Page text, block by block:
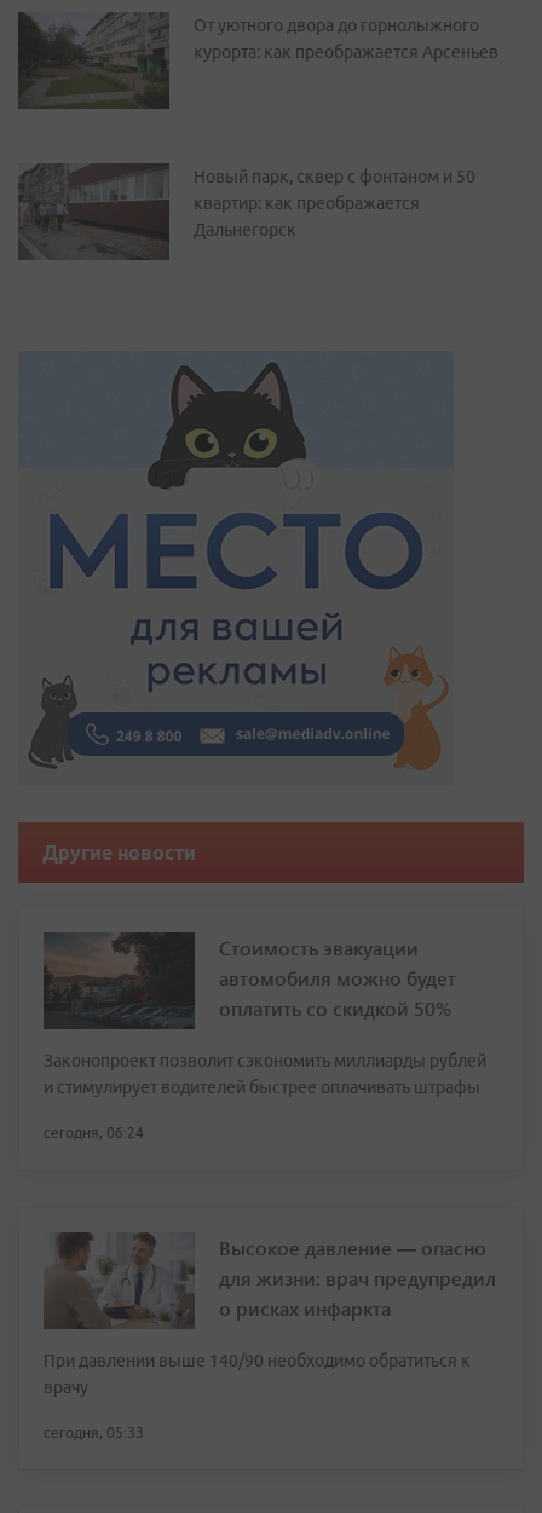
От уютного двора до горнолыжного
курорта: как преображается Арсеньев
Новый парк, сквер с фонтаном и 50
квартир: как преображается
Дальнегорск
Другие новости
Стоимость эвакуации
автомобиля можно будет
оплатить со скидкой 50%
Законопроект позволит сэкономить миллиарды рублей
и стимулирует водителей быстрее оплачивать штрафы
сегодня, 06:24
Высокое давление — опасно
для жизни: врач предупредил
о рисках инфаркта
При давлении выше 140/90 необходимо обратиться к
врачу
сегодня, 05:33